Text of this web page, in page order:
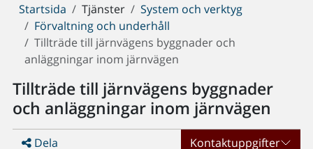
Du
är
här:
Startsida Tjänster
System och verktyg
Förvaltning och underhåll
Tillträde till järnvägens byggnader och
anläggningar inom järnvägen
Tillträde till järnvägens byggnader
och anläggningar inom järnvägen
Dela Kontaktuppgifter